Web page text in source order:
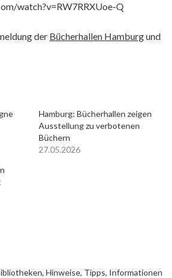
watch?v=RW7RRXUoe-Q
der Bücherhallen Hamburgund
Hamburg: Bücherhallen zeigen
Ausstellung zu verbotenen
Büchern
27.05.2026
, Hinweise, Tipps, Informationen